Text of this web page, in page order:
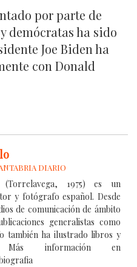
por parte de
demócratas ha sido
Joe Biden ha
con Donald
DIARIO
1975) es un
y fotógrafo español. Desde
de comunicación de ámbito
generalistas como
también ha ilustrado libros y
Más información en